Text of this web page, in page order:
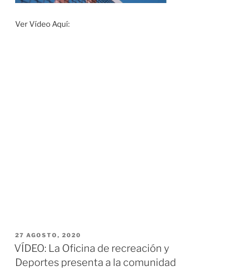
Ver Vídeo Aquí:
PUBLICADO
EL
27 AGOSTO, 2020
VÍDEO: La Oficina de recreación y
Deportes presenta a la comunidad